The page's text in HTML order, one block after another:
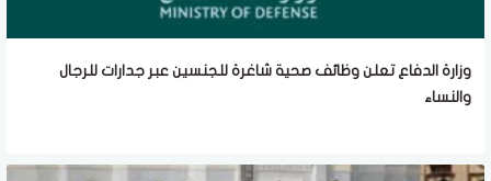
وزارة الدفاع تعلن وظائف صحية شاغرة للجنسين عبر جدارات للرجال
والنساء